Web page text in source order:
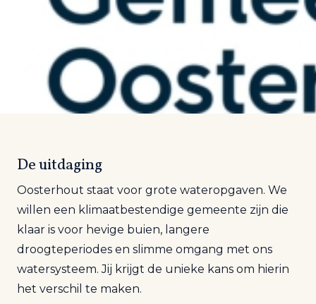
De uitdaging
Oosterhout staat voor grote wateropgaven. We
willen een klimaatbestendige gemeente zijn die
klaar is voor hevige buien, langere
droogteperiodes en slimme omgang met ons
watersysteem. Jij krijgt de unieke kans om hierin
het verschil te maken.